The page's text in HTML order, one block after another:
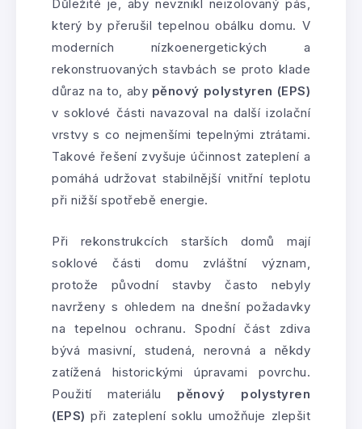
Důležité je, aby nevznikl neizolovaný pás,
který by přerušil tepelnou obálku domu. V
moderních nízkoenergetických a
rekonstruovaných stavbách se proto klade
důraz na to, aby pěnový polystyren (EPS)
v soklové části navazoval na další izolační
vrstvy s co nejmenšími tepelnými ztrátami.
Takové řešení zvyšuje účinnost zateplení a
pomáhá udržovat stabilnější vnitřní teplotu
při nižší spotřebě energie.
Při rekonstrukcích starších domů mají
soklové části domu zvláštní význam,
protože původní stavby často nebyly
navrženy s ohledem na dnešní požadavky
na tepelnou ochranu. Spodní část zdiva
bývá masivní, studená, nerovná a někdy
zatížená historickými úpravami povrchu.
Použití materiálu pěnový polystyren
(EPS) při zateplení soklu umožňuje zlepšit